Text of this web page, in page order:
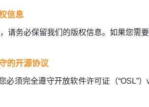
信息
请务必保留我们的版权信息。如果您需
的开源协议
必须完全遵守开放软件许可证（“OSL”